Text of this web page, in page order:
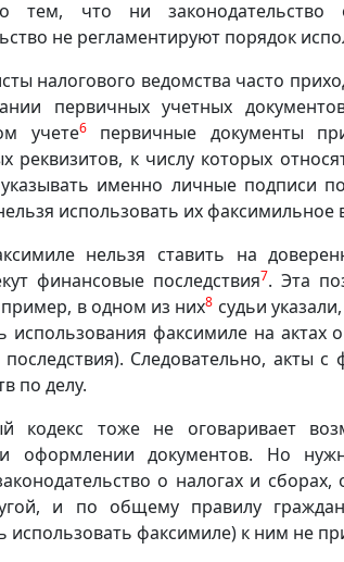
тем, что ни законодательство
не регламентируют порядок
налогового ведомства часто
первичных учетных
учете6первичные документы
реквизитов, к числу которых
именно личные подписи
использовать их факсимильное
нельзя ставить на
финансовые последствия7. Эта
в одном из них8 судьи
использования факсимиле на
Следовательно, акты
по делу.
кодекс тоже не оговаривает
оформлении документов. Но
о налогах и
и по общему правилу
использовать факсимиле) к ним не